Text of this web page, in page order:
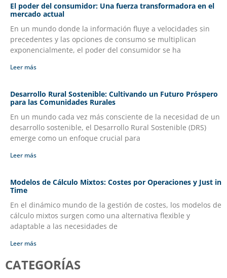
El poder del consumidor: Una fuerza transformadora en el
mercado actual
En un mundo donde la información fluye a velocidades sin
precedentes y las opciones de consumo se multiplican
exponencialmente, el poder del consumidor se ha
Leer más
Desarrollo Rural Sostenible: Cultivando un Futuro Próspero
para las Comunidades Rurales
En un mundo cada vez más consciente de la necesidad de un
desarrollo sostenible, el Desarrollo Rural Sostenible (DRS)
emerge como un enfoque crucial para
Leer más
Modelos de Cálculo Mixtos: Costes por Operaciones y Just in
Time
En el dinámico mundo de la gestión de costes, los modelos de
cálculo mixtos surgen como una alternativa flexible y
adaptable a las necesidades de
Leer más
CATEGORÍAS